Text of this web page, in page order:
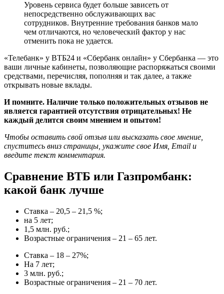
Уровень сервиса будет больше зависеть от
непосредственно обслуживающих вас
сотрудников. Внутренние требования банков мало
чем отличаются, но человеческий фактор у нас
отменить пока не удается.
«Телебанк» у ВТБ24 и «Сбербанк онлайн» у Сбербанка — это
ваши личные кабинеты, позволяющие распоряжаться своими
средствами, перечисляя, пополняя и так далее, а также
открывать новые вклады.
И помните. Наличие только положительных отзывов не
является гарантией отсутствия отрицательных! Не
каждый делится своим мнением и опытом!
Чтобы оставить свой отзыв или высказать свое мнение,
спуститесь вниз страницы, укажите свое Имя, Email и
введите текст комментария.
Сравнение ВТБ или Газпромбанк:
какой банк лучше
Ставка – 20,5 – 21,5 %;
на 5 лет;
1,5 млн. руб.;
Возрастные ограничения – 21 – 65 лет.
Ставка – 18 – 27%;
На 7 лет;
3 млн. руб.;
Возрастные ограничения – 21 – 70 лет.